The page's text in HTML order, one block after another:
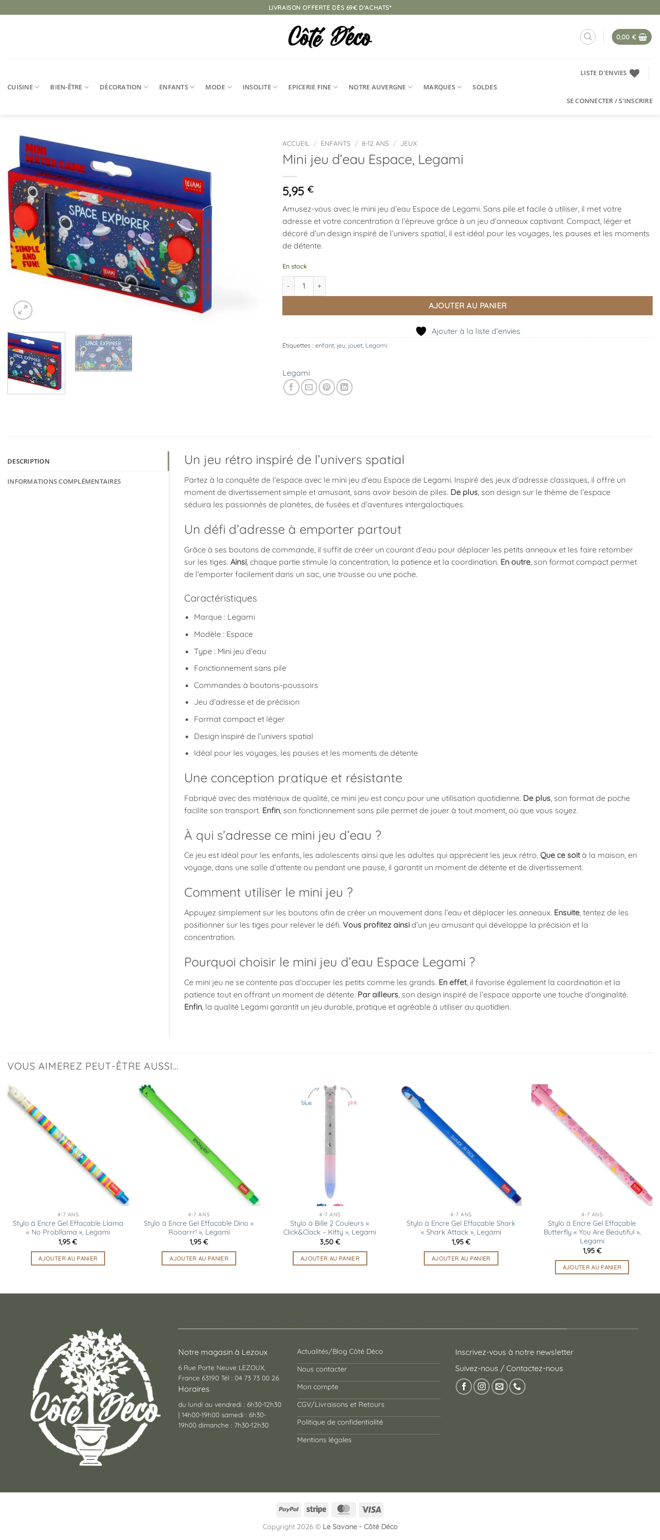
au
LIVRAISON OFFERTE DÈS 69€ D'ACHATS*
0,00 €
CUISINE BIEN-ÊTRE DÉCORATION ENFANTS MODE INSOLITE EPICERIE FINE NOTRE AUVERGNE MARQUES SOLDES
LISTE D'ENVIES
SE CONNECTER / S’INSCRIRE
ACCUEIL / ENFANTS / 8-12 ANS / JEUX
Mini jeu d’eau Espace, Legami
5,95 €
Amusez-vous avec le mini jeu d’eau Espace de Legami. Sans pile et facile à utiliser, il met votre
adresse et votre concentration à l’épreuve grâce à un jeu d’anneaux captivant. Compact, léger et
décoré d’un design inspiré de l’univers spatial, il est idéal pour les voyages, les pauses et les moments
de détente.
En stock
quantité de Mini jeu d'eau Espace, Legami
AJOUTER AU PANIER
Ajouter à la liste d’envies
Étiquettes : enfant, jeu, jouet, Legami
Legami
DESCRIPTION
INFORMATIONS COMPLÉMENTAIRES
Un jeu rétro inspiré de l’univers spatial
Partez à la conquête de l’espace avec le mini jeu d’eau Espace de Legami. Inspiré des jeux d’adresse classiques, il offre un
moment de divertissement simple et amusant, sans avoir besoin de piles. De plus, son design sur le thème de l’espace
séduira les passionnés de planètes, de fusées et d’aventures intergalactiques.
Un défi d’adresse à emporter partout
Grâce à ses boutons de commande, il suffit de créer un courant d’eau pour déplacer les petits anneaux et les faire retomber
sur les tiges. Ainsi, chaque partie stimule la concentration, la patience et la coordination. En outre, son format compact permet
de l’emporter facilement dans un sac, une trousse ou une poche.
Caractéristiques
Marque : Legami
Modèle : Espace
Type : Mini jeu d’eau
Fonctionnement sans pile
Commandes à boutons-poussoirs
Jeu d’adresse et de précision
Format compact et léger
Design inspiré de l’univers spatial
Idéal pour les voyages, les pauses et les moments de détente
Une conception pratique et résistante
Fabriqué avec des matériaux de qualité, ce mini jeu est conçu pour une utilisation quotidienne. De plus, son format de poche
facilite son transport. Enfin, son fonctionnement sans pile permet de jouer à tout moment, où que vous soyez.
À qui s’adresse ce mini jeu d’eau ?
Ce jeu est idéal pour les enfants, les adolescents ainsi que les adultes qui apprécient les jeux rétro. Que ce soità la maison, en
voyage, dans une salle d’attente ou pendant une pause, il garantit un moment de détente et de divertissement.
Comment utiliser le mini jeu ?
Appuyez simplement sur les boutons afin de créer un mouvement dans l’eau et déplacer les anneaux. Ensuite, tentez de les
positionner sur les tiges pour relever le défi. Vous profitez ainsid’un jeu amusant qui développe la précision et la
concentration.
Pourquoi choisir le mini jeu d’eau Espace Legami ?
Ce mini jeu ne se contente pas d’occuper les petits comme les grands. En effet, il favorise également la coordination et la
patience tout en offrant un moment de détente. Par ailleurs, son design inspiré de l’espace apporte une touche d’originalité.
Enfin, la qualité Legami garantit un jeu durable, pratique et agréable à utiliser au quotidien.
VOUS AIMEREZ PEUT-ÊTRE AUSSI…
4-7 ANS
Stylo à Encre Gel Effaçable Llama
« No Probllama », Legami
1,95€
AJOUTER AU PANIER
4-7 ANS
Stylo à Encre Gel Effaçable Dino «
Rooarrr! », Legami
1,95€
AJOUTER AU PANIER
4-7 ANS
Stylo à Bille 2 Couleurs «
Click&Clack – Kitty », Legami
3,50 €
AJOUTER AU PANIER
4-7 ANS
Stylo à Encre Gel Effaçable Shark
« Shark Attack », Legami
1,95 €
AJOUTER AU PANIER
4-7 ANS
Stylo à Encre Gel Effaçable
Butterfly « You Are Beautiful »,
Legami
1,95 €
AJOUTER AU PANIER
Notre magasin à Lezoux
6 Rue Porte Neuve LEZOUX,
France 63190 Tél : 04 73 73 00 26
Horaires
du lundi au vendredi : 6h30-12h30
| 14h00-19h00 samedi : 6h30-
19h00 dimanche : 7h30-12h30
Actualités/Blog Côté Déco
Nous contacter
Mon compte
CGV/Livraisons et Retours
Politique de confidentialité
Mentions légales
Inscrivez-vous à notre newsletter
Suivez-nous / Contactez-nous
PayPal Stripe MasterCard
Visa
Copyright 2026 © Le Savane - Côté Déco